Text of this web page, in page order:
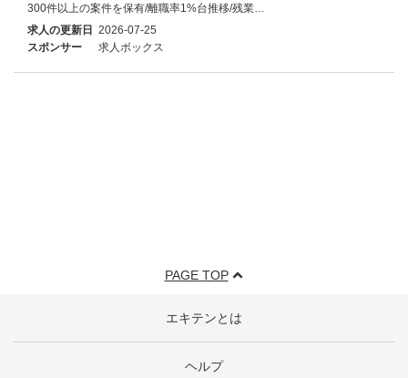
300件以上の案件を保有/離職率1%台推移/残業…
求人の更新日 2026-07-25
スポンサー
求人ボックス
PAGE TOP
エキテンとは
ヘルプ